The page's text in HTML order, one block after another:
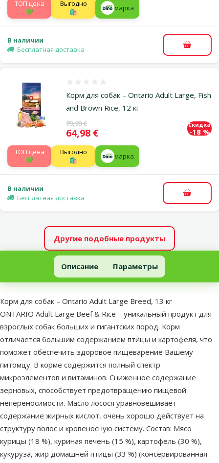
TOП цена
💚
Выгодно
🛍️
марка
В наличии
Бесплатная доставка
В
Корм для собак – Ontario Adult Large, Fish
and Brown Rice, 12 кг
Исходная цена
79,99 €
Цена
64,98 €
Скидка
-18 %
TOП цена
💚
Выгодно
🛍️
марка
В наличии
Бесплатная доставка
В
Другие подобные продукты
Корм для собак – Ontario Adult Large Breed, 13 кг
Описание Параметры
В начало страницы
superzoo.product.detail.content
Корм для собак – Ontario Adult Large Breed, 13 кг
ONTARIO Аdult Large Beef & Rice – уникальный продукт для
взрослых собак больших и гигантских пород. Корм
отличается большим содержанием птицы и картофеля, что
поможет обеспечить здоровое пищеварение Вашему
питомцу. В корме содержится полный спектр
микроэлементов и витаминов. Сниженное содержание
зерновых, способствует предотвращению пищевой
непереносимости. Масло лосося уравновешивает
содержание жирных кислот, очень хорошо действует на
структуру волос и кровеносную систему. Состав: Мясо
курицы (18 %), куриная печень (15 %), картофель (30 %),
кукуруза, жир домашней птицы (33 %) (консервированная